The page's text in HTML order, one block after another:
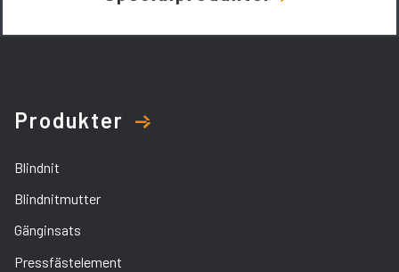
Produkter
Blindnit
Blindnitmutter
Gänginsats
Pressfästelement